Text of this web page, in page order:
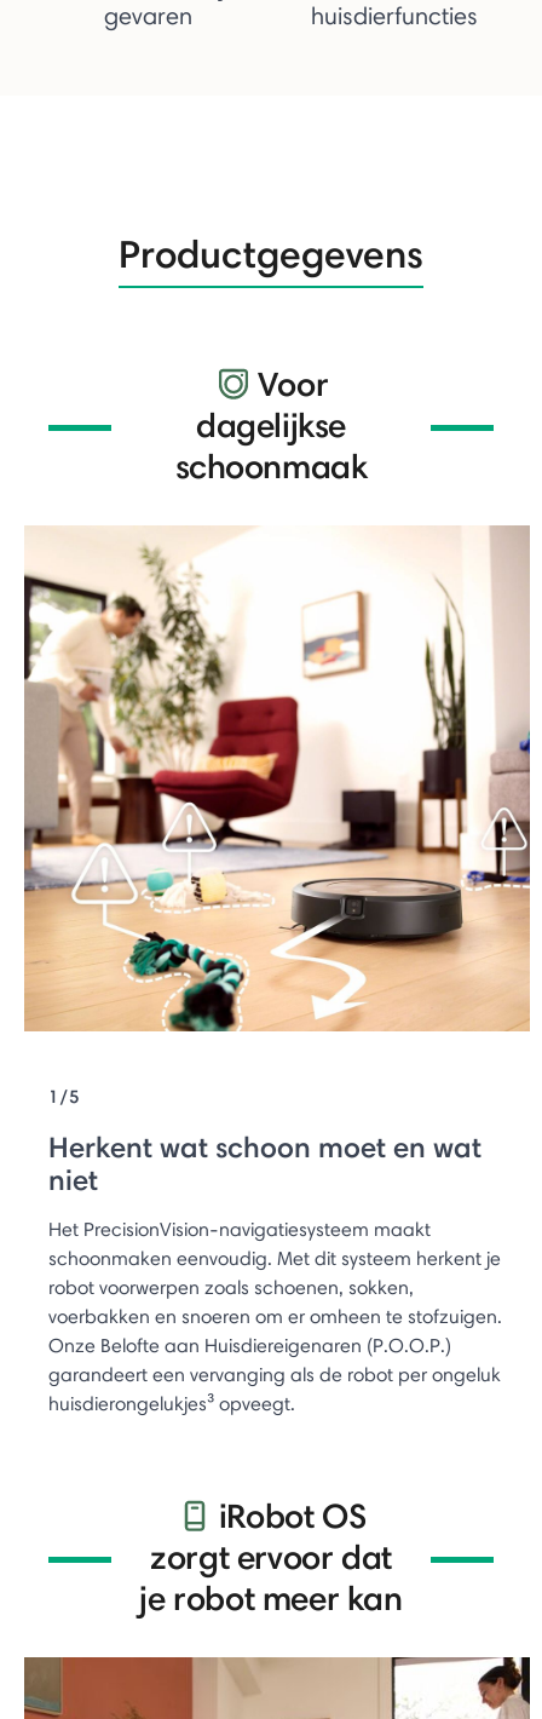
gevaren
huisdierfuncties
Productgegevens
Voor
dagelijkse
schoonmaak
1/5
Herkent wat schoon moet en wat
niet
Het PrecisionVision-navigatiesysteem maakt
schoonmaken eenvoudig. Met dit systeem herkent je
robot voorwerpen zoals schoenen, sokken,
voerbakken en snoeren om er omheen te stofzuigen.
Onze Belofte aan Huisdiereigenaren (P.O.O.P.)
garandeert een vervanging als de robot per ongeluk
huisdierongelukjes³ opveegt.
iRobot OS
zorgt ervoor dat
je robot meer kan